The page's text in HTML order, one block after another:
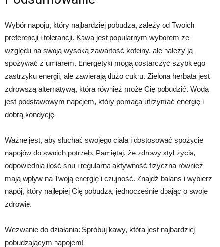
Wybór napoju, który najbardziej pobudza, zależy od Twoich
preferencji i tolerancji. Kawa jest popularnym wyborem ze
względu na swoją wysoką zawartość kofeiny, ale należy ją
spożywać z umiarem. Energetyki mogą dostarczyć szybkiego
zastrzyku energii, ale zawierają dużo cukru. Zielona herbata jest
zdrowszą alternatywą, która również może Cię pobudzić. Woda
jest podstawowym napojem, który pomaga utrzymać energię i
dobrą kondycję.
Ważne jest, aby słuchać swojego ciała i dostosować spożycie
napojów do swoich potrzeb. Pamiętaj, że zdrowy styl życia,
odpowiednia ilość snu i regularna aktywność fizyczna również
mają wpływ na Twoją energię i czujność. Znajdź balans i wybierz
napój, który najlepiej Cię pobudza, jednocześnie dbając o swoje
zdrowie.
Wezwanie do działania: Spróbuj kawy, która jest najbardziej
pobudzającym napojem!